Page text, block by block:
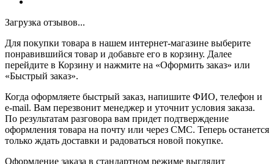
Загрузка отзывов...
Для покупки товара в нашем интернет-магазине выберите
понравившийся товар и добавьте его в корзину. Далее
перейдите в Корзину и нажмите на «Оформить заказ» или
«Быстрый заказ».
Когда оформляете быстрый заказ, напишите ФИО, телефон и
e-mail. Вам перезвонит менеджер и уточнит условия заказа.
По результатам разговора вам придет подтверждение
оформления товара на почту или через СМС. Теперь останется
только ждать доставки и радоваться новой покупке.
Оформление заказа в стандартном режиме выглядит